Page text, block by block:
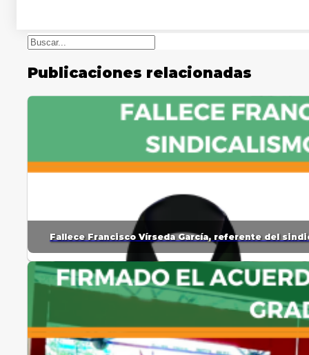
Buscar
Publicaciones relacionadas
Fallece Francisco Vírseda García, referente del